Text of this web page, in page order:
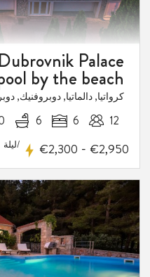
Palace
by the beach
كرواتيا, دالماتيا, دوبروفنيك,
12
6
6
€2,300 - €2,950 /ليلة